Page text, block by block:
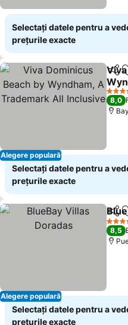
Selectați datele pentru a
prețurile exacte
Alegere populară
All
4
8,0
Selectați datele pentru a
prețurile exacte
Alegere populară
4
8,5
Selectați datele pentru a
prețurile exacte